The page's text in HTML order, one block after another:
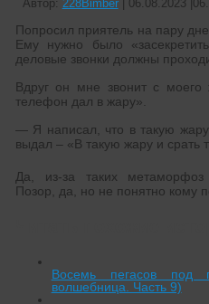
Автор: 228Bimber | 06.08.2023 |
Попросил приятель на пару
Ему нужно было
деловые звонки должны
Вдруг он мне звонит с
телефон дал в жару».
— Я написал, что в такую
выдал – «В такую жару и срать
Да, из-за таких
Позор, да, но не понятно кому
Восемь пегасов под
волшебница. Часть 9)